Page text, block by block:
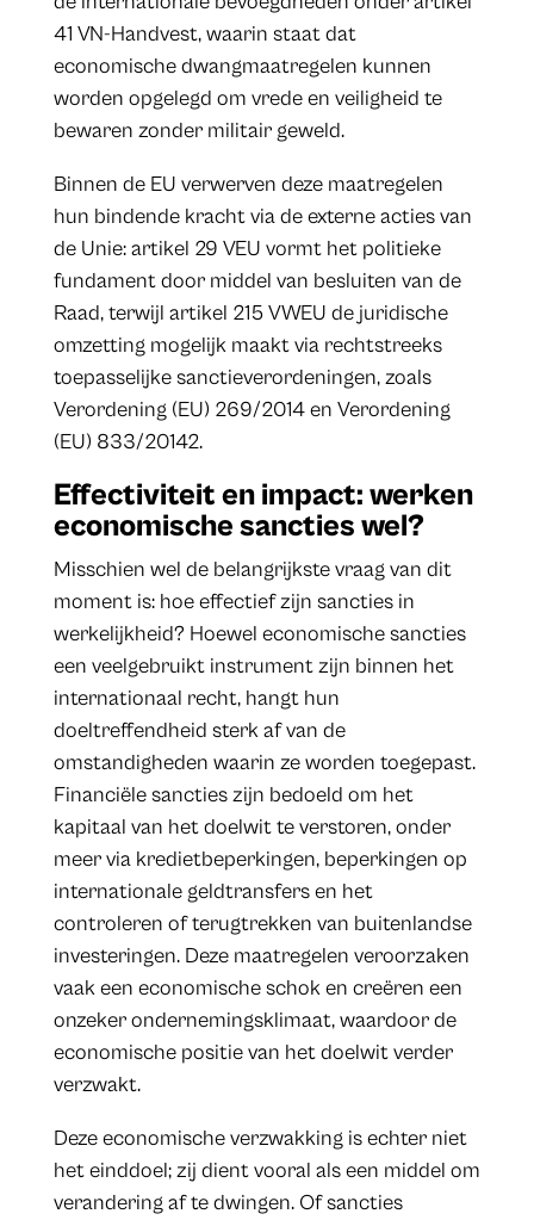
41 VN-Handvest, waarin staat dat
economische dwangmaatregelen kunnen
worden opgelegd om vrede en veiligheid te
bewaren zonder militair geweld.
Binnen de EU verwerven deze maatregelen
hun bindende kracht via de externe acties van
de Unie: artikel 29 VEU vormt het politieke
fundament door middel van besluiten van de
Raad, terwijl artikel 215 VWEU de juridische
omzetting mogelijk maakt via rechtstreeks
toepasselijke sanctieverordeningen, zoals
Verordening (EU) 269/2014 en Verordening
(EU) 833/20142.
Effectiviteit en impact: werken
economische sancties wel?
Misschien wel de belangrijkste vraag van dit
moment is: hoe effectief zijn sancties in
werkelijkheid? Hoewel economische sancties
een veelgebruikt instrument zijn binnen het
internationaal recht, hangt hun
doeltreffendheid sterk af van de
omstandigheden waarin ze worden toegepast.
Financiële sancties zijn bedoeld om het
kapitaal van het doelwit te verstoren, onder
meer via kredietbeperkingen, beperkingen op
internationale geldtransfers en het
controleren of terugtrekken van buitenlandse
investeringen. Deze maatregelen veroorzaken
vaak een economische schok en creëren een
onzeker ondernemingsklimaat, waardoor de
economische positie van het doelwit verder
verzwakt.
Deze economische verzwakking is echter niet
het einddoel; zij dient vooral als een middel om
verandering af te dwingen. Of sancties